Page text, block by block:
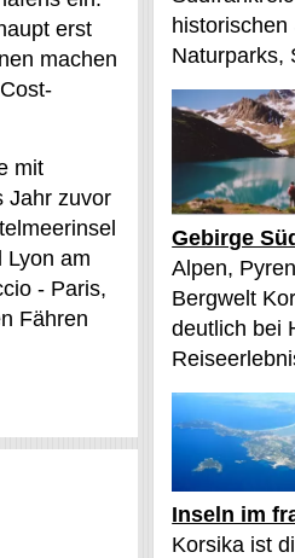
erst
machen
mit
Jahr zuvor
Lyon am
- Paris,
Fähren
Naturparks,
Gebirge
Alpen,
Bergwelt
deutlich bei
Inseln im
Korsika ist